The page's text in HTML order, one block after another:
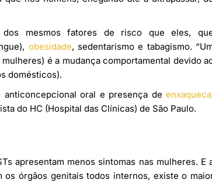
mesmos fatores de risco que eles,
obesidade, sedentarismo e tabagismo.
é a mudança comportamental devido
domésticos).
oral e presença de enxaqueca
do HC (Hospital das Clínicas) de São Paulo.
apresentam menos sintomas nas mulheres. E
órgãos genitais todos internos, existe o